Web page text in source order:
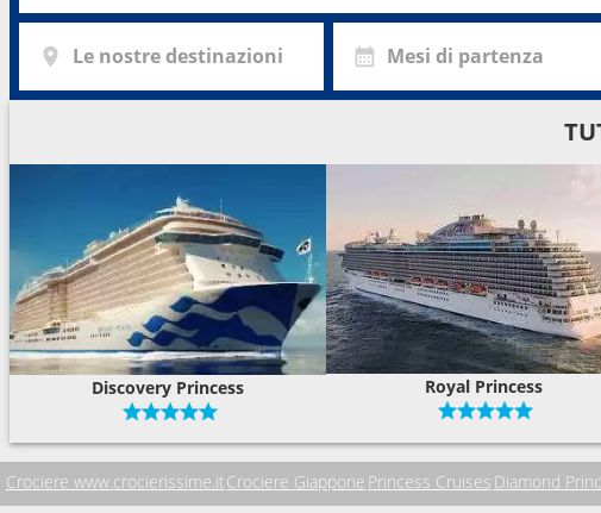
Le nostre destinazioni Mesi di partenza
Discovery Princess Royal Princess
Crociere www.crocierissime.itCrociere Giappone Princess Cruises Diamond